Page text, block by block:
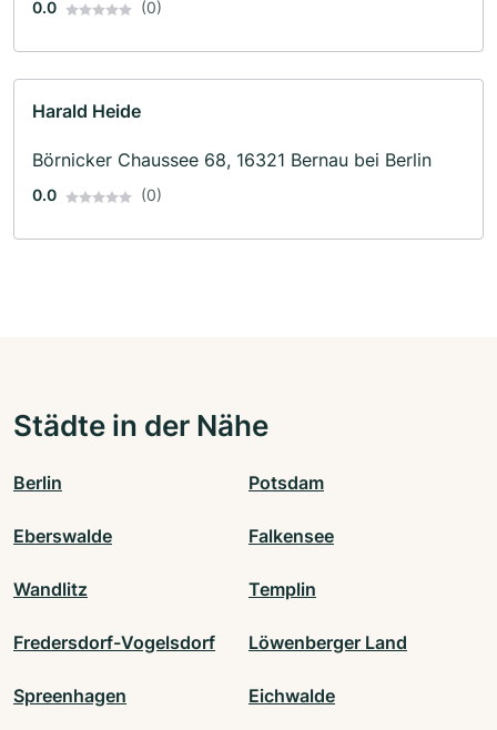
0.0 (0)
Harald Heide
Börnicker Chaussee 68, 16321 Bernau bei Berlin
0.0 (0)
Städte in der Nähe
Berlin Potsdam
Eberswalde Falkensee
Wandlitz Templin
Fredersdorf-Vogelsdorf Löwenberger Land
Spreenhagen Eichwalde